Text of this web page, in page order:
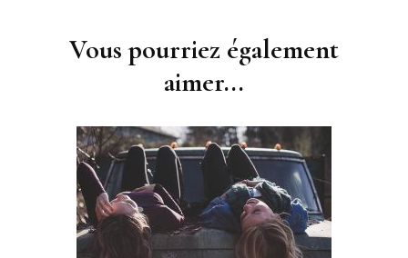
Vous pourriez également
aimer...